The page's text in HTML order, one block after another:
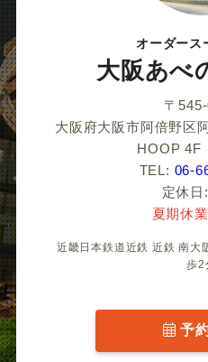
オーダース
大阪あべ
〒
大阪府大阪市阿倍野区
HOOP 4F
TEL: 06-
定休日
夏期休
近畿日本鉄道近鉄 近鉄 南大
歩2
予